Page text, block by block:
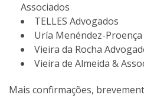
Associados
TELLES Advogados
Uría Menéndez-
Vieira da Rocha
Vieira de Almeida &
Mais confirmações,